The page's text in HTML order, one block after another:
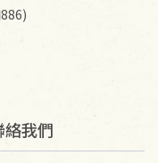
絡我們